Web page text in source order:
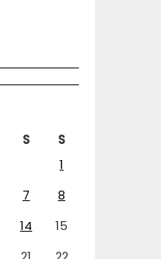
S
S
1
7
8
14
15